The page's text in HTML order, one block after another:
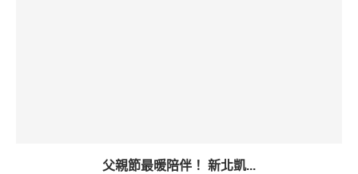
父親節最暖陪伴！ 新北凱...